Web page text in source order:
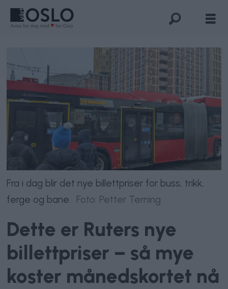
Fra i dag blir det nye billettpriser for buss, trikk,
ferge og bane. Foto: Petter Terning
Dette er Ruters nye
billettpriser – så mye
koster månedskortet nå